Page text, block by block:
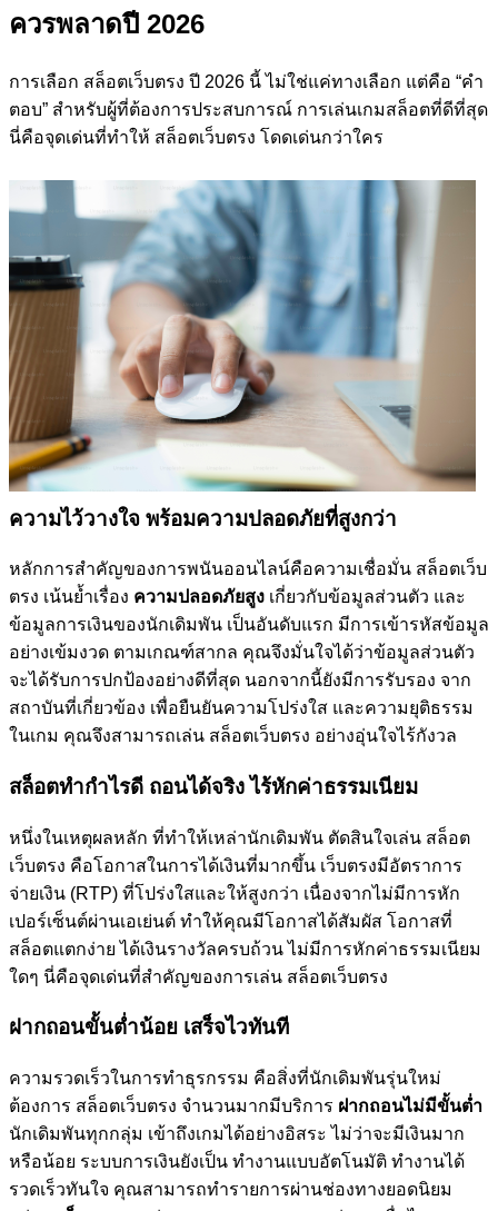
ควรพลาดปี 2026
การเลือก สล็อตเว็บตรง ปี 2026 นี้ ไม่ใช่แค่ทางเลือก แต่คือ “คำ
ตอบ” สำหรับผู้ที่ต้องการประสบการณ์ การเล่นเกมสล็อตที่ดีที่สุด
นี่คือจุดเด่นที่ทำให้ สล็อตเว็บตรง โดดเด่นกว่าใคร
ความไว้วางใจ พร้อมความปลอดภัยที่สูงกว่า
หลักการสำคัญของการพนันออนไลน์คือความเชื่อมั่น สล็อตเว็บ
ตรง เน้นย้ำเรื่อง ความปลอดภัยสูง เกี่ยวกับข้อมูลส่วนตัว และ
ข้อมูลการเงินของนักเดิมพัน เป็นอันดับแรก มีการเข้ารหัสข้อมูล
อย่างเข้มงวด ตามเกณฑ์สากล คุณจึงมั่นใจได้ว่าข้อมูลส่วนตัว
จะได้รับการปกป้องอย่างดีที่สุด นอกจากนี้ยังมีการรับรอง จาก
สถาบันที่เกี่ยวข้อง เพื่อยืนยันความโปร่งใส และความยุติธรรม
ในเกม คุณจึงสามารถเล่น สล็อตเว็บตรง อย่างอุ่นใจไร้กังวล
สล็อตทำกำไรดี ถอนได้จริง ไร้หักค่าธรรมเนียม
หนึ่งในเหตุผลหลัก ที่ทำให้เหล่านักเดิมพัน ตัดสินใจเล่น สล็อต
เว็บตรง คือโอกาสในการได้เงินที่มากขึ้น เว็บตรงมีอัตราการ
จ่ายเงิน (RTP) ที่โปร่งใสและให้สูงกว่า เนื่องจากไม่มีการหัก
เปอร์เซ็นต์ผ่านเอเย่นต์ ทำให้คุณมีโอกาสได้สัมผัส โอกาสที่
สล็อตแตกง่าย ได้เงินรางวัลครบถ้วน ไม่มีการหักค่าธรรมเนียม
ใดๆ นี่คือจุดเด่นที่สำคัญของการเล่น สล็อตเว็บตรง
ฝากถอนขั้นต่ำน้อย เสร็จไวทันที
ความรวดเร็วในการทำธุรกรรม คือสิ่งที่นักเดิมพันรุ่นใหม่
ต้องการ สล็อตเว็บตรง จำนวนมากมีบริการ ฝากถอนไม่มีขั้นต่ำ
นักเดิมพันทุกกลุ่ม เข้าถึงเกมได้อย่างอิสระ ไม่ว่าจะมีเงินมาก
หรือน้อย ระบบการเงินยังเป็น ทำงานแบบอัตโนมัติ ทำงานได้
รวดเร็วทันใจ คุณสามารถทำรายการผ่านช่องทางยอดนิยม